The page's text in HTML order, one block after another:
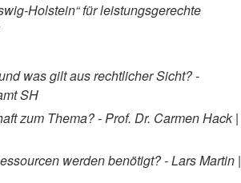
Holstein“ für leistungsgerechte
was gilt aus rechtlicher Sicht? -
SH
zum Thema? - Prof. Dr. Carmen Hack |
werden benötigt? - Lars Martin |